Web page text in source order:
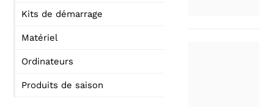
Kits de démarrage
Matériel
Ordinateurs
Produits de saison